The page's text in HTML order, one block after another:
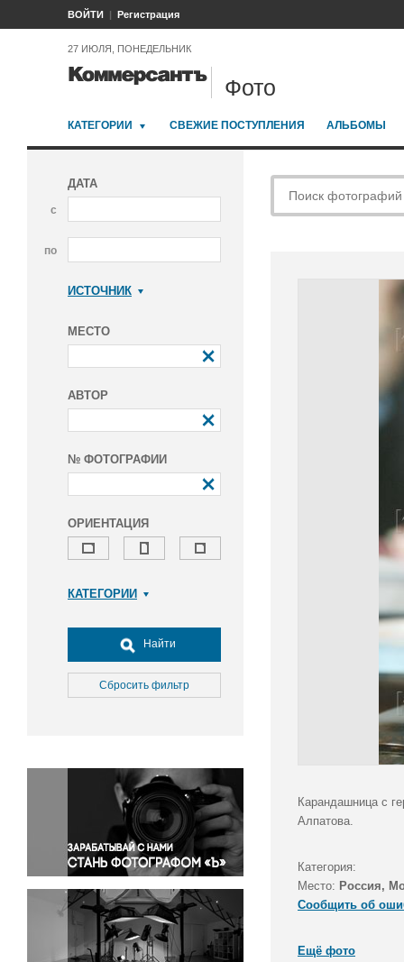
ВОЙТИ Регистрация
27 ИЮЛЯ, ПОНЕДЕЛЬНИК
Фото
КАТЕГОРИИ СВЕЖИЕ ПОСТУПЛЕНИЯ АЛЬБОМЫ
ДАТА
с
по
ИСТОЧНИК
МЕСТО
АВТОР
№ ФОТОГРАФИИ
ОРИЕНТАЦИЯ
КАТЕГОРИИ
Досуг, туризм и отдых
Культура
Медицина
Окружающая среда
Политика
Правосудие
Происшествия и конфликты
Религия
Светская жизнь
Спорт
Экология
Экономика и бизнес
Найти
Сбросить фильтр
Карандашница с
Алпатова.
Категория:
Место: Россия,
Сообщить об
Ещё фото